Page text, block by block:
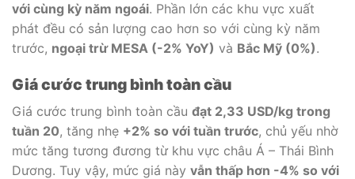
với cùng kỳ năm ngoái. Phần lớn các khu vực xuất
phát đều có sản lượng cao hơn so với cùng kỳ năm
trước, ngoại trừ MESA (-2% YoY) và Bắc Mỹ (0%).
Giá cước trung bình toàn cầu
Giá cước trung bình toàn cầu đạt 2,33 USD/kg trong
tuần 20, tăng nhẹ +2% so với tuần trước, chủ yếu nhờ
mức tăng tương đương từ khu vực châu Á – Thái Bình
Dương. Tuy vậy, mức giá này vẫn thấp hơn -4% so với